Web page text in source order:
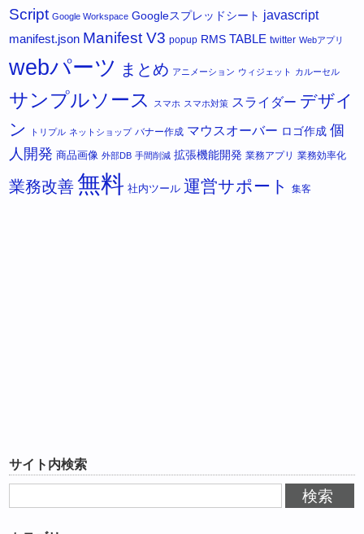
Script Google Workspace Googleスプレッドシート javascript
manifest.json Manifest V3 popup RMS TABLE twitter Webアプリ
webパーツ まとめ アニメーション ウィジェット カルーセル
サンプルソース スマホ スマホ対策 スライダー デザイ
ン
トリプル ネットショップ バナー作成 マウスオーバー ロゴ作成 個
人開発 商品画像 外部DB 手間削減 拡張機能開発 業務アプリ 業務効率化
業務改善無料 社内ツール 運営サポート 集客
サイト内検索